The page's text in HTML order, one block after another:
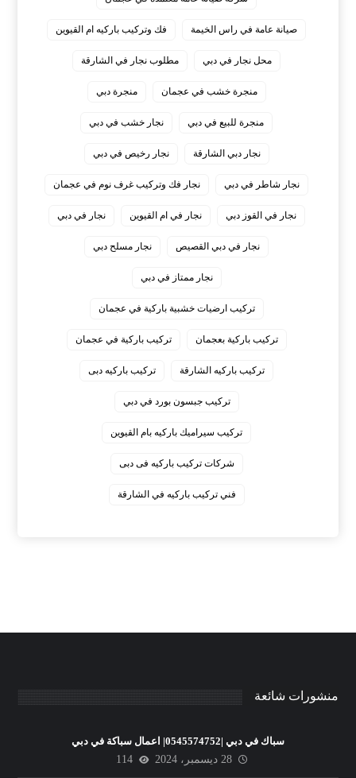
صيانة عامة في راس الخيمة فك وتركيب باركيه ام القيوين
محل نجار في دبي مطلوب نجار في الشارقة
منجرة خشب في عجمان منجرة دبي
منجرة للبيع في دبي نجار خشب في دبي
نجار دبي الشارقة نجار رخيص في دبي
نجار شاطر في دبي نجار فك وتركيب غرف نوم في عجمان
نجار في القوز دبي نجار في ام القيوين نجار في دبي
نجار في دبي القصيص نجار مسلح دبي
نجار ممتاز في دبي
‏تركيب ارضيات خشبية باركية في عجمان
‏تركيب باركية بعجمان ‏تركيب باركية في عجمان
‏تركيب باركيه الشارقة ‏تركيب باركيه دبى
‏تركيب جبسون بورد في دبي
‏تركيب سيراميك باركيه بام القيوين
‏شركات تركيب باركيه فى دبى
‏فني تركيب باركيه في الشارقة
منشورات شائعة
سباك في دبي |0545574752| اعمال سباكة في دبي
28 ديسمبر، 2024
114